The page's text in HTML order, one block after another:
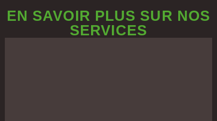
EN SAVOIR PLUS SUR NOS
SERVICES